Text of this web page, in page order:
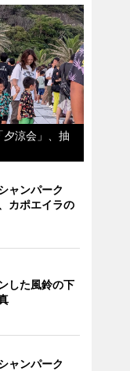
涼会」、抽
ャンパーク
カポエイラの
した風鈴の下
ャンパーク